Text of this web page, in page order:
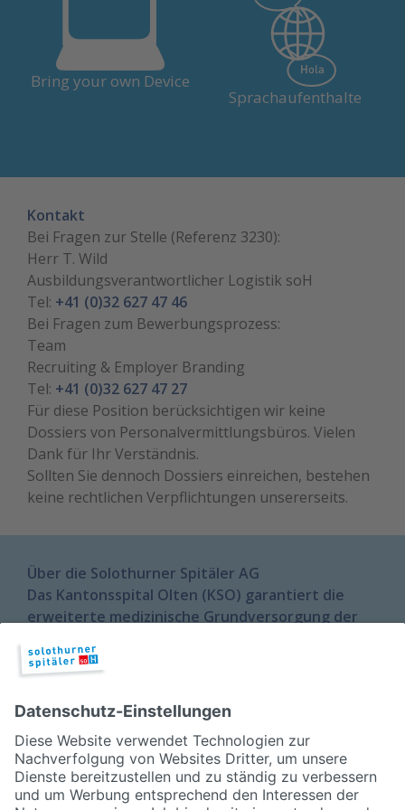
Bring your own Device
Finanzieller Beitrag (CHF
30,-/Monat) an Anschaffungs-
und Betriebskosten für das
privat genutzte Laptop.
Sprachaufenthalte
Lernende erhalten 20
Arbeitstage sowie max. CHF
1'000,- der Kosten pro
Lehrverhältnis.
Kontakt
Bei Fragen zur Stelle (Referenz 3230):
Herr T. Wild
Ausbildungsverantwortlicher Logistik soH
Tel: +41 (0)32 627 47 46
Bei Fragen zum Bewerbungsprozess:
Team
Recruiting & Employer Branding
Tel: +41 (0)32 627 47 27
Für diese Position berücksichtigen wir keine
Dossiers von Personalvermittlungsbüros. Vielen
Dank für Ihr Verständnis.
Sollten Sie dennoch Dossiers einreichen, bestehen
keine rechtlichen Verpflichtungen unsererseits.
Über die Solothurner Spitäler AG
Das Kantonsspital Olten (KSO) garantiert die
erweiterte medizinische Grundversorgung der
Mitarbeiterinnen und Mitarbeiter sorgen rund
um die Uhr für die medizinische Betreuung und
das Wohlergehen der Patientinnen und
Patienten. Ergänzend zur Grundversorgung
besitzt das KSO die Schwerpunktangebote
Akutgeriatrie, Wirbelsäulenchirurgie und
Urologie.